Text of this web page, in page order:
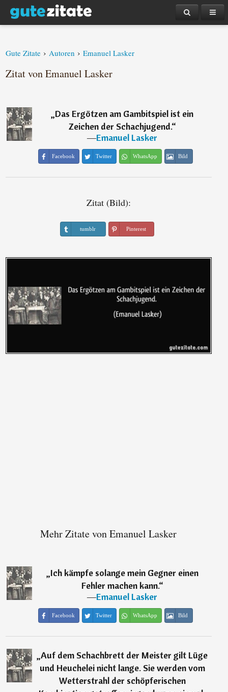
Gute Zitate › Autoren › Emanuel Lasker
Zitat von Emanuel Lasker
„Das Ergötzen am Gambitspiel ist ein
Zeichen der Schachjugend.“
―Emanuel Lasker
Facebook Twitter WhatsApp Bild
Zitat (Bild):
tumblr Pinterest
Mehr Zitate von Emanuel Lasker
„Ich kämpfe solange mein Gegner einen
Fehler machen kann.“
―Emanuel Lasker
Facebook Twitter WhatsApp Bild
„Auf dem Schachbrett der Meister gilt Lüge
und Heuchelei nicht lange. Sie werden vom
Wetterstrahl der schöpferischen